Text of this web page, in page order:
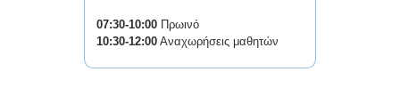
07:30-10:00 Πρωινό
10:30-12:00 Αναχωρήσεις μαθητών